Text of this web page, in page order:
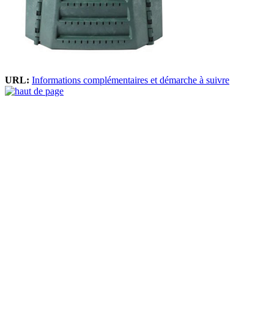
URL: Informations complémentaires et démarche à suivre